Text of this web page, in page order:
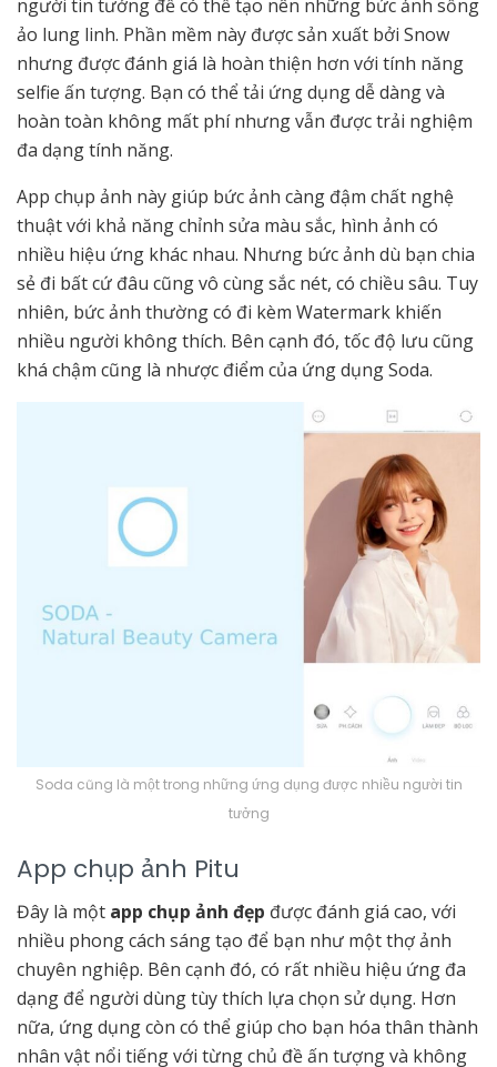
người tin tưởng để có thể tạo nên những bức ảnh sống
ảo lung linh. Phần mềm này được sản xuất bởi Snow
nhưng được đánh giá là hoàn thiện hơn với tính năng
selfie ấn tượng. Bạn có thể tải ứng dụng dễ dàng và
hoàn toàn không mất phí nhưng vẫn được trải nghiệm
đa dạng tính năng.
App chụp ảnh này giúp bức ảnh càng đậm chất nghệ
thuật với khả năng chỉnh sửa màu sắc, hình ảnh có
nhiều hiệu ứng khác nhau. Nhưng bức ảnh dù bạn chia
sẻ đi bất cứ đâu cũng vô cùng sắc nét, có chiều sâu. Tuy
nhiên, bức ảnh thường có đi kèm Watermark khiến
nhiều người không thích. Bên cạnh đó, tốc độ lưu cũng
khá chậm cũng là nhược điểm của ứng dụng Soda.
Soda cũng là một trong những ứng dụng được nhiều người tin
tưởng
App chụp ảnh Pitu
Đây là một app chụp ảnh đẹp được đánh giá cao, với
nhiều phong cách sáng tạo để bạn như một thợ ảnh
chuyên nghiệp. Bên cạnh đó, có rất nhiều hiệu ứng đa
dạng để người dùng tùy thích lựa chọn sử dụng. Hơn
nữa, ứng dụng còn có thể giúp cho bạn hóa thân thành
nhân vật nổi tiếng với từng chủ đề ấn tượng và không